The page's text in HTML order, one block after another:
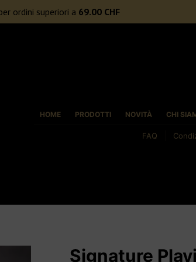
HOME PRODOTTI NOVITÀ CHI
FAQ
Signature
ordini superiori a 69.00 CHF